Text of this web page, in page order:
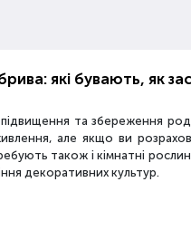
які бувають, як
та збереження
але якщо ви
також і кімнатні
декоративних культур.
засобів для